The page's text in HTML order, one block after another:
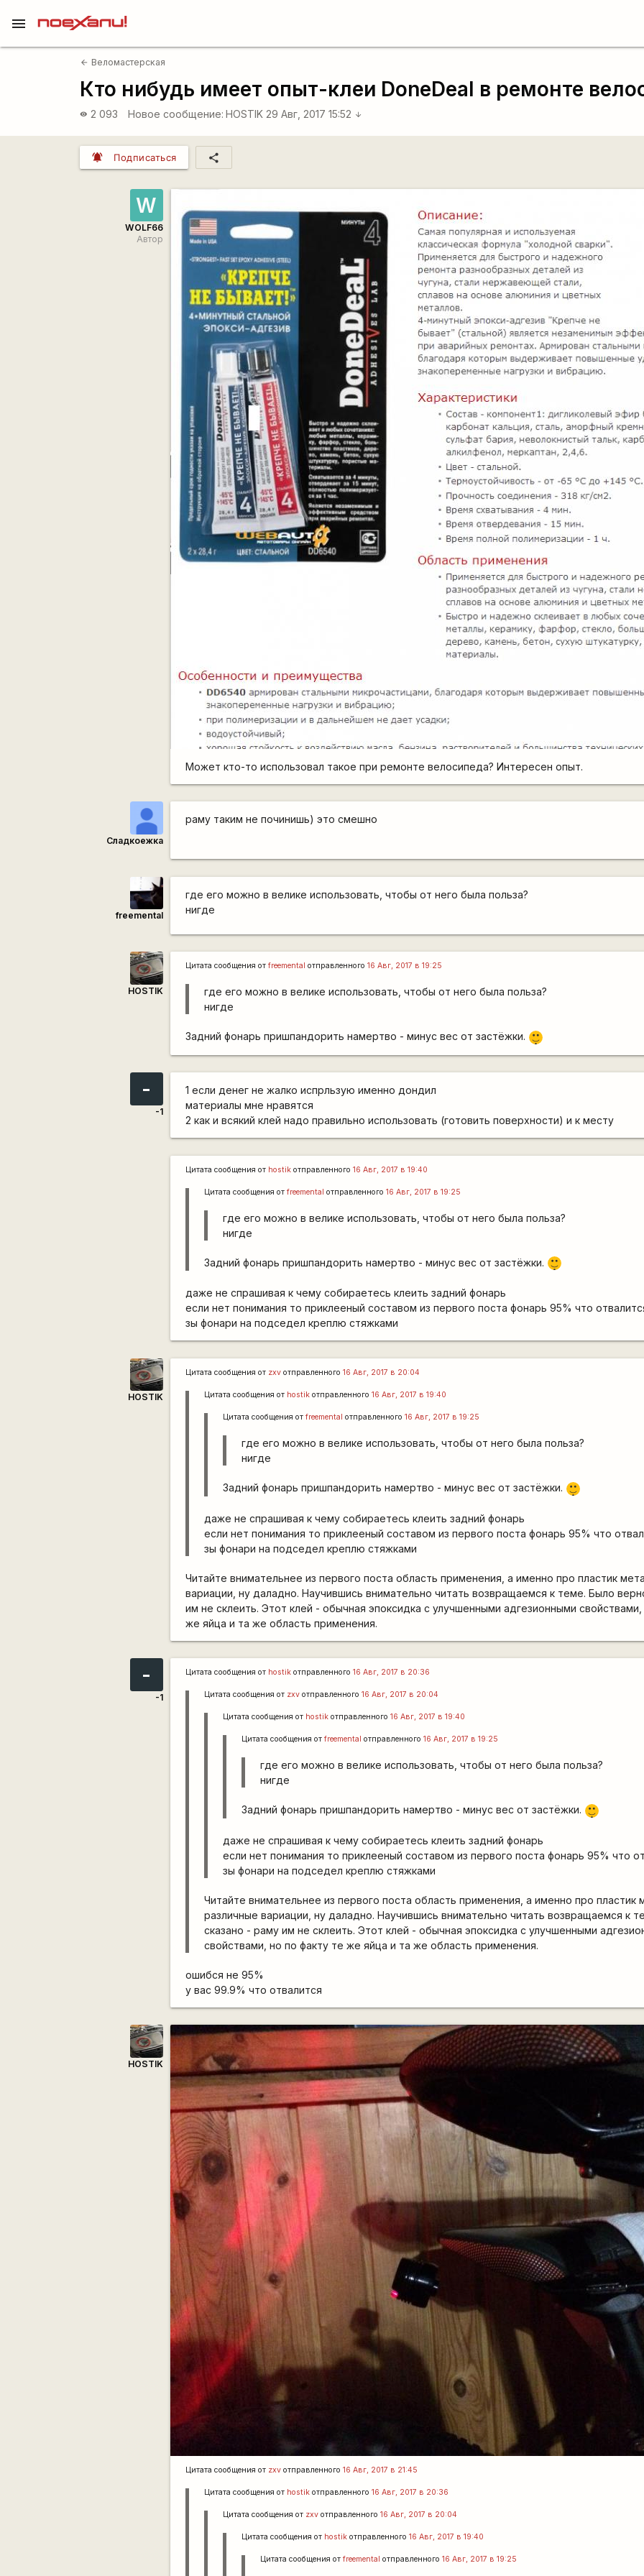
menu
arrow_back Веломастерская
Кто нибудь имеет опыт-клеи DoneDeal в ремонте
visibility 2 093 Новое сообщение: HOSTIK 29 Авг, 2017 15:52 arrow_downward
notifications_active Подписаться share
W
WOLF66
Автор
Может кто-то использовал такое при ремонте велосипеда? Интересен опыт.
Сладкоежка
раму таким не починишь) это смешно
freemental
где его можно в велике использовать, чтобы от него была польза?
нигде
HOSTIK
Цитата сообщения отfreemental отправленного16 Авг, 2017 в 19:25
где его можно в велике использовать, чтобы от него была польза?
нигде
Задний фонарь пришпандорить намертво - минус вес от застёжки.
|-)
_)
-
-1
1 если денег не жалко испрльзую именно дондил
материалы мне нравятся
2 как и всякий клей надо правильно использовать (готовить поверхности) и к месту
Цитата сообщения от hostik отправленного16 Авг, 2017 в 19:40
Цитата сообщения отfreemental отправленного16 Авг, 2017 в 19:25
где его можно в велике использовать, чтобы от него была польза?
нигде
Задний фонарь пришпандорить намертво - минус вес от застёжки.
|-)
_)
даже не спрашивая к чему собираетесь клеить задний фонарь
если нет понимания то приклееный составом из первого поста фонарь 95% что
зы фонари на подседел креплю стяжками
HOSTIK
Цитата сообщения от zxv отправленного16 Авг, 2017 в 20:04
Цитата сообщения от hostik отправленного16 Авг, 2017 в 19:40
Цитата сообщения отfreemental отправленного16 Авг, 2017 в 19:25
где его можно в велике использовать, чтобы от него была польза?
нигде
Задний фонарь пришпандорить намертво - минус вес от застёжки.
|-)
_)
даже не спрашивая к чему собираетесь клеить задний фонарь
если нет понимания то приклееный составом из первого поста фонарь 95% что
зы фонари на подседел креплю стяжками
Читайте внимательнее из первого поста область применения, а именно про пластик
вариации, ну даладно. Научившись внимательно читать возвращаемся к теме. Было
им не склеить. Этот клей - обычная эпоксидка с улучшенными адгезионными
же яйца и та же область применения.
-
-1
Цитата сообщения от hostik отправленного16 Авг, 2017 в 20:36
Цитата сообщения от zxv отправленного16 Авг, 2017 в 20:04
Цитата сообщения от hostik отправленного16 Авг, 2017 в 19:40
Цитата сообщения отfreemental отправленного16 Авг, 2017 в 19:25
где его можно в велике использовать, чтобы от него была польза?
нигде
Задний фонарь пришпандорить намертво - минус вес от застёжки.
|-)
_)
даже не спрашивая к чему собираетесь клеить задний фонарь
если нет понимания то приклееный составом из первого поста фонарь 95% что
зы фонари на подседел креплю стяжками
Читайте внимательнее из первого поста область применения, а именно про пластик
различные вариации, ну даладно. Научившись внимательно читать возвращаемся к
сказано - раму им не склеить. Этот клей - обычная эпоксидка с улучшенными
свойствами, но по факту те же яйца и та же область применения.
ошибся не 95%
у вас 99.9% что отвалится
HOSTIK
Цитата сообщения от zxv отправленного16 Авг, 2017 в 21:45
Цитата сообщения от hostik отправленного16 Авг, 2017 в 20:36
Цитата сообщения от zxv отправленного16 Авг, 2017 в 20:04
Цитата сообщения от hostik отправленного16 Авг, 2017 в 19:40
Цитата сообщения отfreemental отправленного16 Авг, 2017 в 19:25